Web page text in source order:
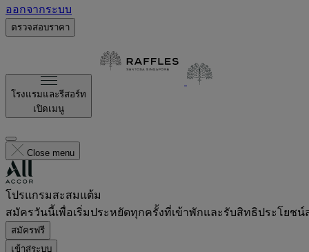
ออกจากระบบ
ตรวจสอบราคา
โรงแรมและรีสอร์ท
เปิดเมนู
Close menu
โปรแกรมสะสมแต้ม
สมัครวันนี้เพื่อเริ่มประหยัดทุกครั้งที่เข้าพักและรับสิทธิประโยชน์
สมัครฟรี
เข้าสู่ระบบ